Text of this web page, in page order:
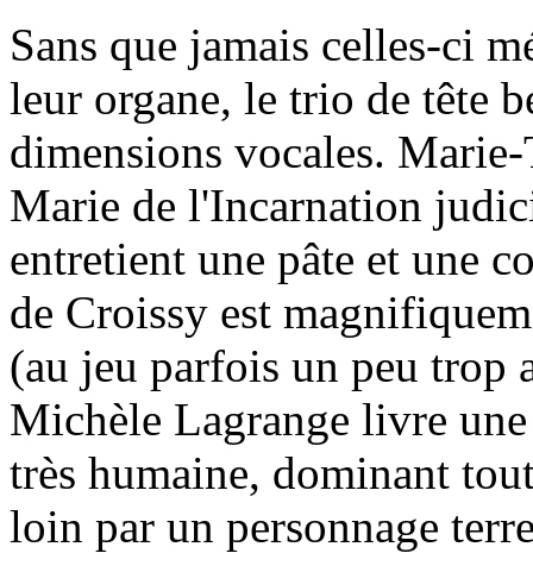
Sans que jamais celles-ci
leur organe, le trio de tête
dimensions vocales.
Marie de l'Incarnation
entretient une pâte et une
de Croissy est
(au jeu parfois un peu trop
Michèle Lagrange livre
très humaine, dominant
loin par un personnage